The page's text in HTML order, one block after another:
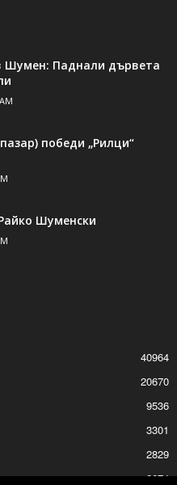
Шумен: Паднали дървета
победи „Рилци“
Шуменски
40964
20670
9536
3301
2829
2674